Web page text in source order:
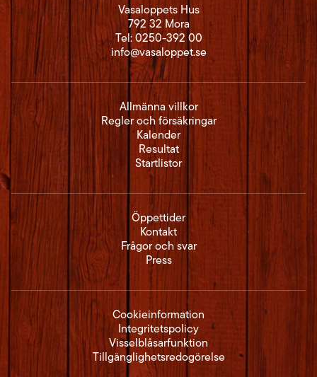
Allmänna villkor
Regler och försäkringar
Kalender
Resultat
Startlistor
Öppettider
Kontakt
Frågor och svar
Press
Cookieinformation
Integritetspolicy
Visselblåsarfunktion
Tillgänglighetsredogörelse
Vasaloppets Hus
792 32 Mora
Tel:0250-392 00
info@vasaloppet.se